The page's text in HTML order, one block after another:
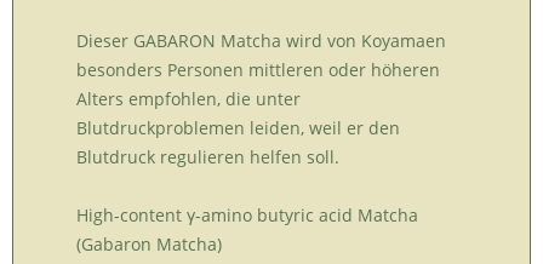
Dieser GABARON Matcha wird von Koyamaen
besonders Personen mittleren oder höheren
Alters empfohlen, die unter
Blutdruckproblemen leiden, weil er den
Blutdruck regulieren helfen soll.
High-content γ-amino butyric acid Matcha
(Gabaron Matcha)